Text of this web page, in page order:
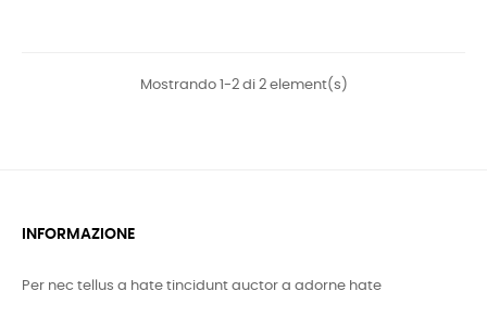
Mostrando 1-2 di 2 element(s)
INFORMAZIONE
Per nec tellus a hate tincidunt auctor a adorne hate